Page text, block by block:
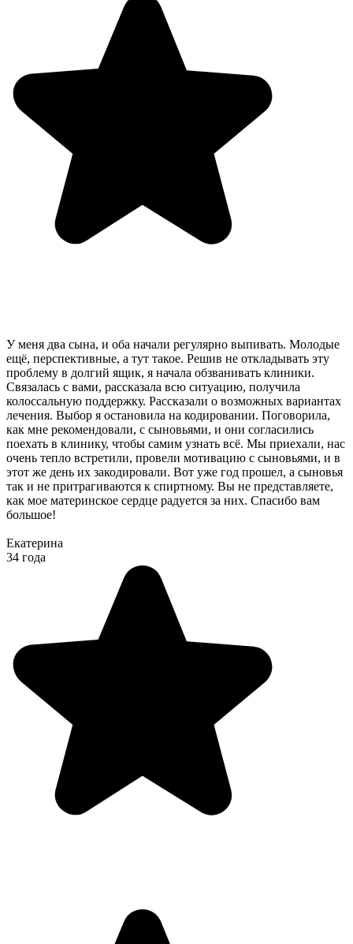
У меня два сына, и оба начали регулярно выпивать. Молодые
ещё, перспективные, а тут такое. Решив не откладывать эту
проблему в долгий ящик, я начала обзванивать клиники.
Связалась с вами, рассказала всю ситуацию, получила
колоссальную поддержку. Рассказали о возможных вариантах
лечения. Выбор я остановила на кодировании. Поговорила,
как мне рекомендовали, с сыновьями, и они согласились
поехать в клинику, чтобы самим узнать всё. Мы приехали, нас
очень тепло встретили, провели мотивацию с сыновьями, и в
этот же день их закодировали. Вот уже год прошел, а сыновья
так и не притрагиваются к спиртному. Вы не представляете,
как мое материнское сердце радуется за них. Спасибо вам
большое!
Екатерина
34 года